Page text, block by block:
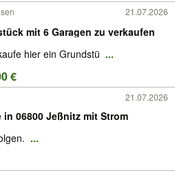
21.07.2026
mit 6 Garagen zu verkaufen
hier ein Grundstü ...
€
21.07.2026
in 06800 Jeßnitz mit Strom
...